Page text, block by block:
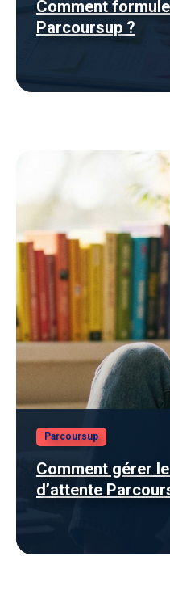
Comment
Parcoursup ?
Parcoursup
Comment gérer
d’attente